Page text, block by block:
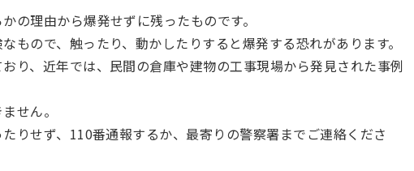
の理由から爆発せずに残ったものです。
もので、触ったり、動かしたりすると爆発する恐れがあります。
り、近年では、民間の倉庫や建物の工事現場から発見された事例
せん。
りせず、110番通報するか、最寄りの警察署までご連絡くださ